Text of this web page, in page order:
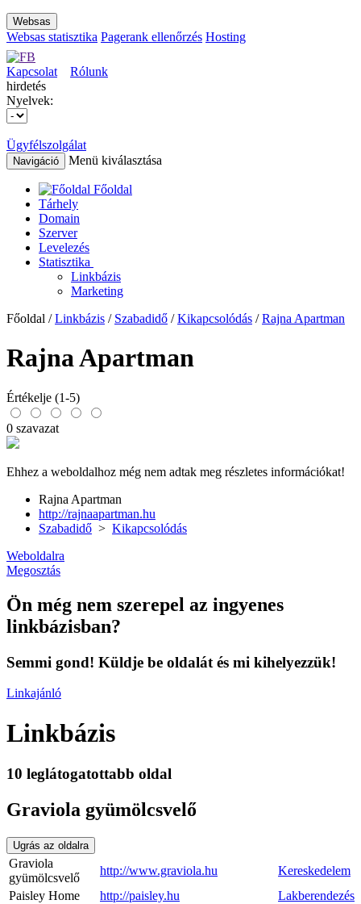
Websas
Websas statisztika Pagerank ellenőrzés Hosting
Kapcsolat
Rólunk
hirdetés
Nyelvek:
Ügyfélszolgálat
Navigáció Menü kiválasztása
Főoldal
Tárhely
Domain
Szerver
Levelezés
Statisztika
Linkbázis
Marketing
Főoldal /Linkbázis / Szabadidő /Kikapcsolódás /Rajna Apartman
Rajna Apartman
Értékelje (1-5)
0 szavazat
Ehhez a weboldalhoz még nem adtak meg részletes információkat!
Rajna Apartman
http://rajnaapartman.hu
Szabadidő > Kikapcsolódás
Weboldalra
Megosztás
Ön még nem szerepel az ingyenes
linkbázisban?
Semmi gond! Küldje be oldalát és mi kihelyezzük!
Linkajánló
Linkbázis
10 leglátogatottabb oldal
Graviola gyümölcsvelő
Ugrás az oldalra
Graviola
gyümölcsvelő
http://www.graviola.hu
Kereskedelem
Paisley Home
http://paisley.hu
Lakberendezés